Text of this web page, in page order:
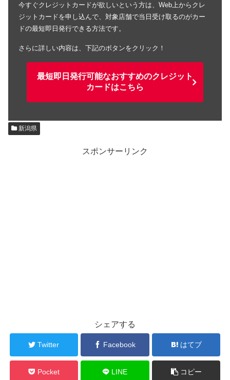
今すぐクレジットカードが欲しいという方は、Web上からクレ
ジットカードを申し込んで、対象店舗で当日受け取るのがカー
ドの最短即日発行できる方法です。
さらに詳しい内容は、下記のボタンをクリック！
最短即日発行可能なおすすめのクレジット
カードはこちら
新潟県
スポンサーリンク
シェアする
Twitter Facebook はてブ
Pocket LINE コピー